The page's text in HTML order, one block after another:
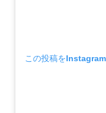
この投稿を